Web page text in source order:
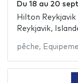
Du 18 au 20
Hilton
Reykjavik,
pêche,